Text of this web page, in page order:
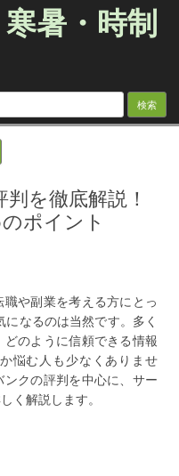
暑・時制
Skip to content
を徹底解説！
ポイント
や副業を考える方にとっ
なるのは当然です。多く
のように信頼できる情報
悩む人も少なくありませ
クの評判を中心に、サー
く解説します。